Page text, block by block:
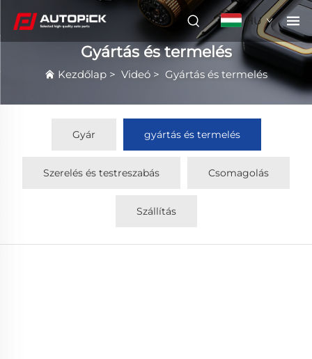
HU
Gyártás és termelés
Kezdőlap > Videó > Gyártás és termelés
Gyár gyártás és termelés
Szerelés és testreszabás Csomagolás
Szállítás